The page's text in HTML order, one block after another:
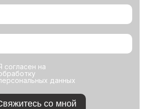
согласен на
данных
со мной